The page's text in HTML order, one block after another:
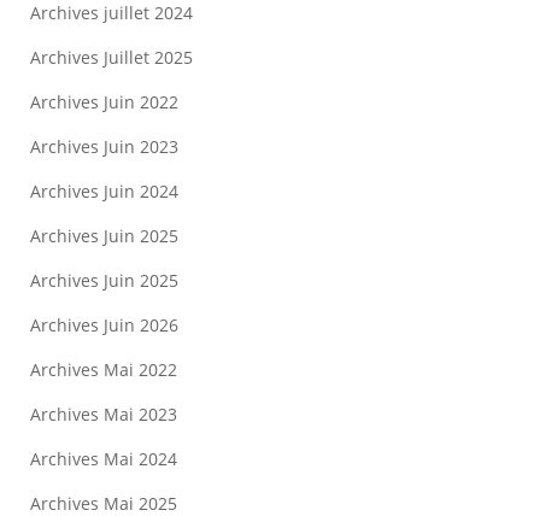
Archives juillet 2024
Archives Juillet 2025
Archives Juin 2022
Archives Juin 2023
Archives Juin 2024
Archives Juin 2025
Archives Juin 2025
Archives Juin 2026
Archives Mai 2022
Archives Mai 2023
Archives Mai 2024
Archives Mai 2025